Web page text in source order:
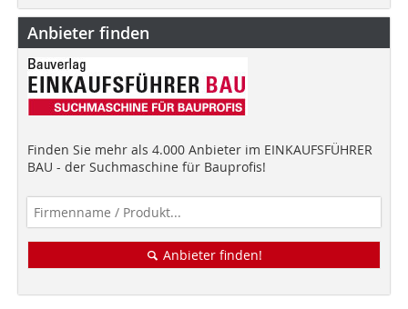
Anbieter finden
Finden Sie mehr als 4.000 Anbieter im EINKAUFSFÜHRER
BAU - der Suchmaschine für Bauprofis!
Anbieter finden!